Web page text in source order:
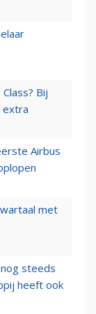
Bij
extra
Airbus
met
steeds
heeft ook